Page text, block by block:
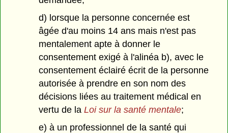
d) lorsque la personne concernée est
âgée d'au moins 14 ans mais n'est pas
mentalement apte à donner le
consentement exigé à l'alinéa b), avec le
consentement éclairé écrit de la personne
autorisée à prendre en son nom des
décisions liées au traitement médical en
vertu de laLoi sur la santé mentale;
e) à un professionnel de la santé qui